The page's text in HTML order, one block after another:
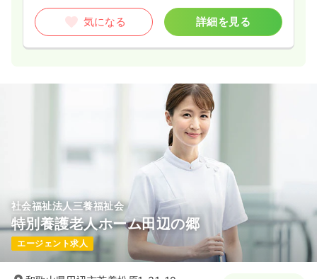
気になる 詳細を見る
社会福祉法人三養福祉会
特別養護老人ホーム田辺の郷
エージェント求人